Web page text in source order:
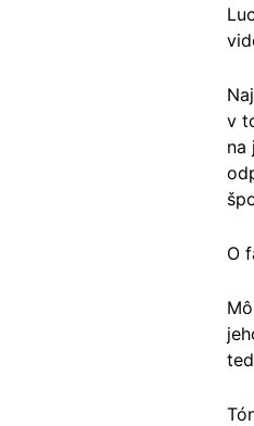
v
na
O